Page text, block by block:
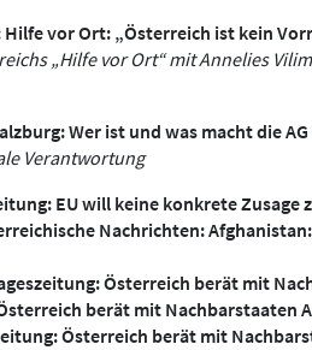
Hilfe vor Ort: „Österreich ist kein
„Hilfe vor Ort“ mit Annelies
Wer ist und was macht die
Verantwortung
EU will keine konkrete Zusage
Nachrichten:
Österreich berät mit
berät mit Nachbarstaaten
Österreich berät mit